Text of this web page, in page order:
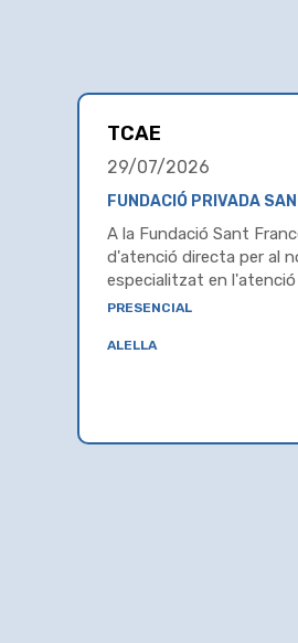
TCAE
29/07/2026
FUNDACIÓ PRIVADA
A la Fundació Sant
d'atenció directa per al
especialitzat en
presencial
alella